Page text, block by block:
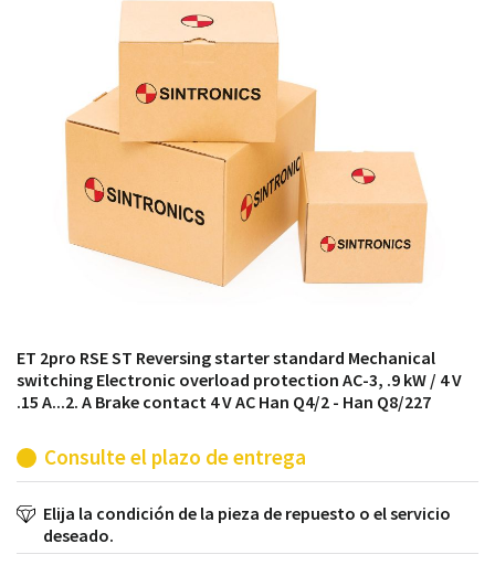
módulos antiguos a un alto nivel técnico o sustitución
de módulos descontinuados por módulos del propio
ET 2pro RSE ST Reversing starter standard Mechanical
switching Electronic overload protection AC-3, .9 kW / 4 V
.15 A...2. A Brake contact 4 V AC Han Q4/2 - Han Q8/227
Consulte el plazo de entrega
Elija la condición de la pieza de repuesto o el servicio
deseado.